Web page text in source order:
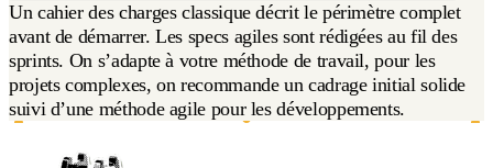
Un cahier des charges classique décrit le périmètre complet
avant de démarrer. Les specs agiles sont rédigées au fil des
sprints. On s’adapte à votre méthode de travail, pour les
projets complexes, on recommande un cadrage initial solide
suivi d’une méthode agile pour les développements.